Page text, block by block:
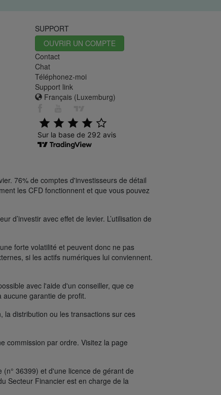
SUPPORT
OUVRIR UN COMPTE
Contact
Chat
Téléphonez-moi
Support link
Français (Luxemburg)
76% de comptes d'investisseurs de détail
les CFD fonctionnent et que vous pouvez
d’investir avec effet de levier. L’utilisation de
forte volatilité et peuvent donc ne pas
si les actifs numériques lui conviennent.
avec l'aide d'un conseiller, que ce
aucune garantie de profit.
la distribution ou les transactions sur ces
commission par ordre. Visitez la page
(n° 36399) et d'une licence de gérant de
Secteur Financier est en charge de la